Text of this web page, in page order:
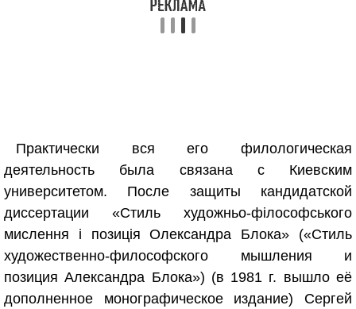
Практически вся его филологическая
деятельность была связана с Киевским
университетом. После защиты кандидатской
диссертации «Стиль художньо-філософського
мислення і позиція Олександра Блока» («Стиль
художественно-философского мышления и
позиция Александра Блока») (в 1981 г. вышло её
дополненное монографическое издание) Сергей